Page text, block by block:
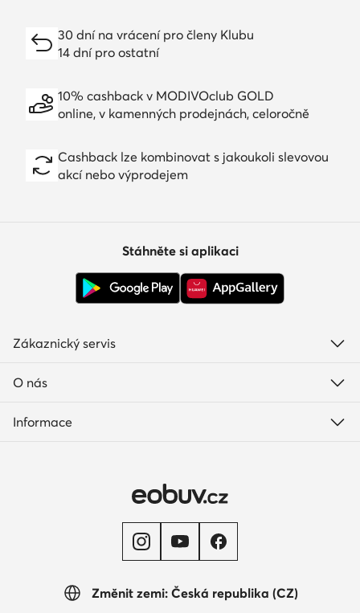
30 dní na vrácení pro členy Klubu
14 dní pro ostatní
10% cashback v MODIVOclub GOLD
online, v kamenných prodejnách, celoročně
Cashback lze kombinovat s jakoukoli slevovou
akcí nebo výprodejem
Změnit zemi: Česká republika (CZ)
Stáhněte si aplikaci
Zákaznický servis
O nás
Informace